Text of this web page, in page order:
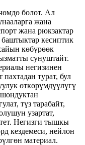
болот. Ал
жана
жана рюкзактар
кесиптик
көбүрөөк
сунуштайт.
негизинен
турат, бул
өткөрүмдүүлүгү
түз тарабайт,
узартат,
Негизги тышкы
кездемеси, нейлон
материал.